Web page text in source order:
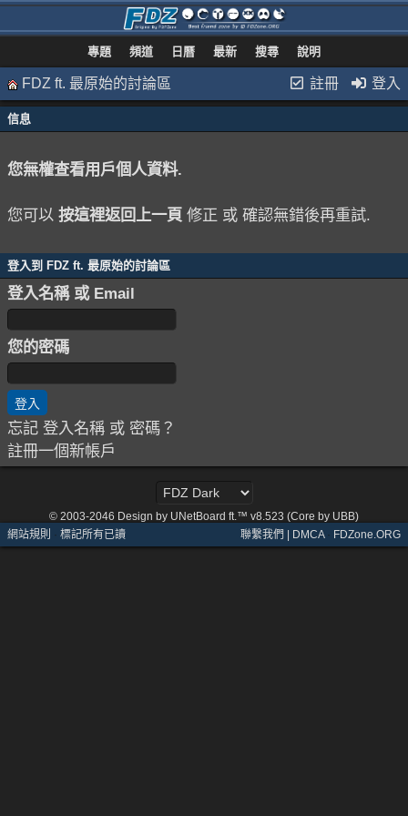
專題 頻道 日曆 最新 搜尋 說明
註冊 登入
FDZ ft. 最原始的討論區
信息
您無權查看用戶個人資料.
您可以 按這裡返回上一頁 修正 或 確認無錯後再重試.
登入到 FDZ ft. 最原始的討論區
登入名稱 或 Email
您的密碼
忘記 登入名稱 或 密碼？
註冊一個新帳戶
© 2003-2046 Design by UNetBoard ft.™ v8.523 (Core by UBB)
網站規則 · 標記所有已讀 聯繫我們 | DMCA· FDZone.ORG